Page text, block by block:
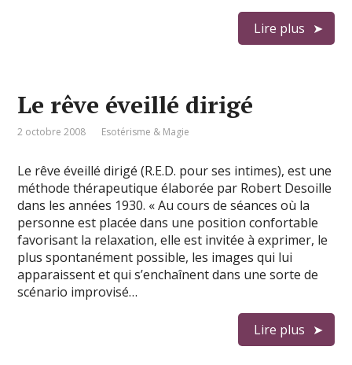
Lire plus
Le rêve éveillé dirigé
2 octobre 2008 Esotérisme & Magie
Le rêve éveillé dirigé (R.E.D. pour ses intimes), est une
méthode thérapeutique élaborée par Robert Desoille
dans les années 1930. « Au cours de séances où la
personne est placée dans une position confortable
favorisant la relaxation, elle est invitée à exprimer, le
plus spontanément possible, les images qui lui
apparaissent et qui s’enchaînent dans une sorte de
scénario improvisé…
Lire plus